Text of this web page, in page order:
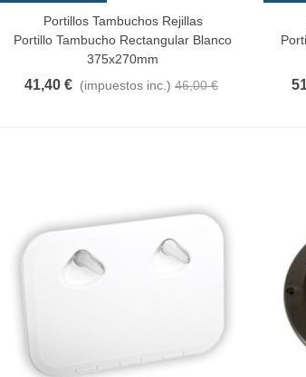
Añadir Al Carrito
Portillos Tambuchos Rejillas
Portillo Tambucho Rectangular Blanco
375x270mm
41,40 € (impuestos inc.) 46,00 €